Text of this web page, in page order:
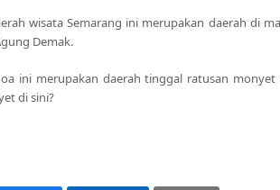
wisata Semarang ini merupakan daerah di
Demak.
ini merupakan daerah tinggal ratusan
di sini?